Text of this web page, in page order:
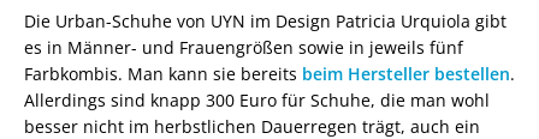
Die Urban-Schuhe von UYN im Design Patricia Urquiola gibt
es in Männer- und Frauengrößen sowie in jeweils fünf
Farbkombis. Man kann sie bereits beim Hersteller bestellen.
Allerdings sind knapp 300 Euro für Schuhe, die man wohl
besser nicht im herbstlichen Dauerregen trägt, auch ein